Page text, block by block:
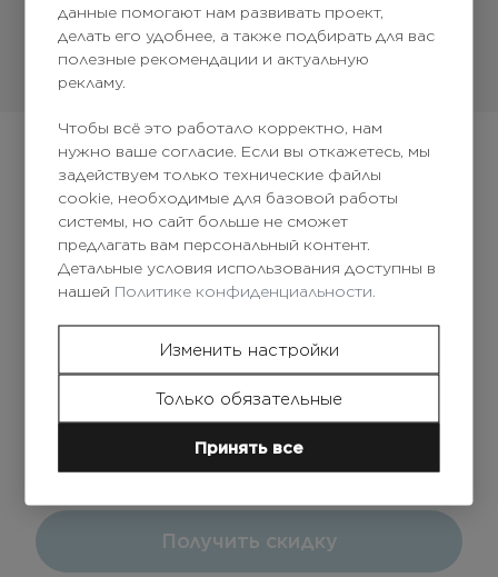
Получи скидку на первый заказ
Получить скидку
данные помогают нам развивать проект,
делать его удобнее, а также подбирать для вас
полезные рекомендации и актуальную
рекламу.
Чтобы всё это работало корректно, нам
нужно ваше согласие. Если вы откажетесь, мы
задействуем только технические файлы
cookie, необходимые для базовой работы
системы, но сайт больше не сможет
предлагать вам персональный контент.
Детальные условия использования доступны в
нашей Политике конфиденциальности.
Изменить настройки
Только обязательные
Принять все